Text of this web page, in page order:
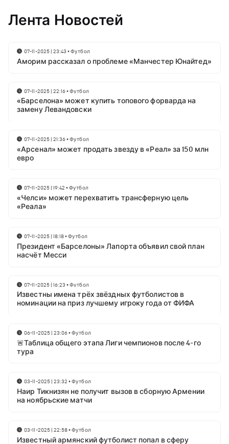
Лента Новостей
07-11-2025 | 23:43 •Футбол
Аморим рассказал о проблеме «Манчестер Юнайтед»
07-11-2025 | 22:16•Футбол
«Барселона» может купить топового форварда на
замену Левандовски
07-11-2025 | 21:36•Футбол
«Арсенал» может продать звезду в «Реал» за 150 млн
евро
07-11-2025 | 19:42 •Футбол
«Челси» может перехватить трансферную цель
«Реала»
07-11-2025 | 18:18•Футбол
Президент «Барселоны» Лапорта объявил свой план
насчёт Месси
07-11-2025 | 16:23 •Футбол
Известны имена трёх звёздных футболистов в
номинации на приз лучшему игроку года от ФИФА
06-11-2025 | 23:06•Футбол
🚨Таблица общего этапа Лиги чемпионов после 4-го
тура
03-11-2025 | 23:32 •Футбол
Наир Тикнизян не получит вызов в сборную Армении
на ноябрьские матчи
03-11-2025 | 22:58•Футбол
Известный армянский футболист попал в сферу